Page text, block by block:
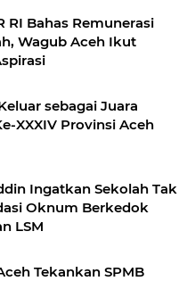
RI Bahas Remunerasi
Wagub Aceh Ikut
sebagai Juara
XXXIV Provinsi Aceh
Ingatkan Sekolah Tak
Oknum Berkedok
LSM
Tekankan SPMB